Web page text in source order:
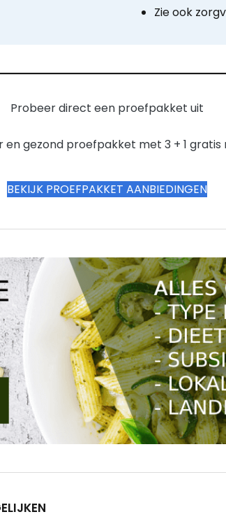
Zie ook
Probeer direct een proefpakket uit
en gezond proefpakket met 3 + 1 gratis
BEKIJK PROEFPAKKET AANBIEDINGEN